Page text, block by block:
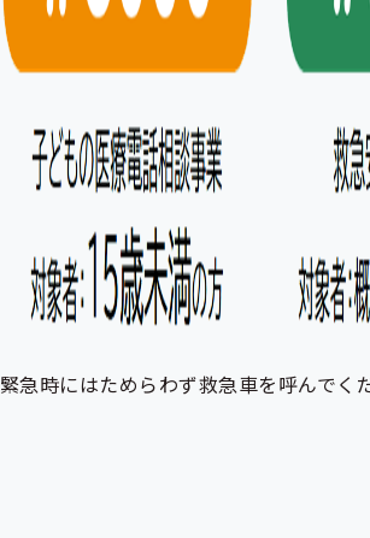
緊急時にはためらわず救急車を呼んでく